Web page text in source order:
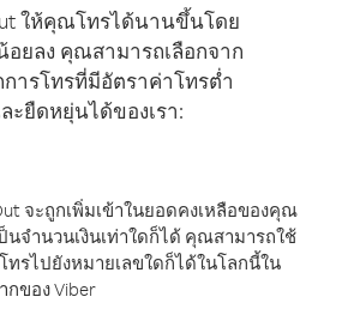
ให้คุณโทรได้นานขึ้นโดย
อยลง คุณสามารถเลือกจาก
การโทรที่มีอัตราค่าโทรต่ำ
ะยืดหยุ่นได้ของเรา:
จะถูกเพิ่มเข้าในยอดคงเหลือของคุณ
จำนวนเงินเท่าใดก็ได้ คุณสามารถใช้
รไปยังหมายเลขใดก็ได้ในโลกนี้ใน
ของ Viber